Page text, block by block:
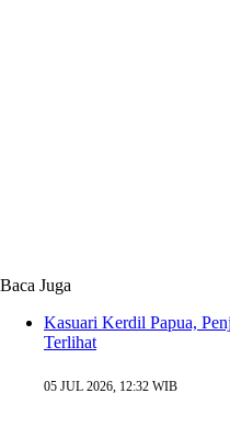
Baca Juga
Kasuari Kerdil Papua,
Terlihat
05 JUL 2026, 12:32 WIB